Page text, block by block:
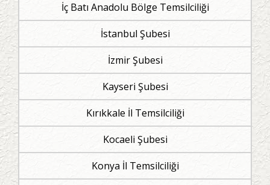
İç Batı Anadolu Bölge Temsilciliği
İstanbul Şubesi
İzmir Şubesi
Kayseri Şubesi
Kırıkkale İl Temsilciliği
Kocaeli Şubesi
Konya İl Temsilciliği